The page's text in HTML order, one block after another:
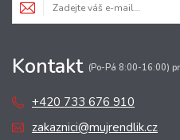
Kontakt (Po-Pá 8:00-16:00)
+420 733 676 910
zakaznici@mujrendlik.cz